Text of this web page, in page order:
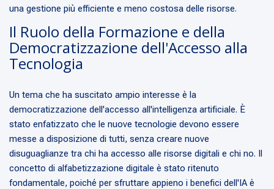
una gestione più efficiente e meno costosa delle risorse.
Il Ruolo della Formazione e della
Democratizzazione dell'Accesso alla
Tecnologia
Un tema che ha suscitato ampio interesse è la
democratizzazione dell'accesso all'intelligenza artificiale. È
stato enfatizzato che le nuove tecnologie devono essere
messe a disposizione di tutti, senza creare nuove
disuguaglianze tra chi ha accesso alle risorse digitali e chi no. Il
concetto di alfabetizzazione digitale è stato ritenuto
fondamentale, poiché per sfruttare appieno i benefici dell'IA è